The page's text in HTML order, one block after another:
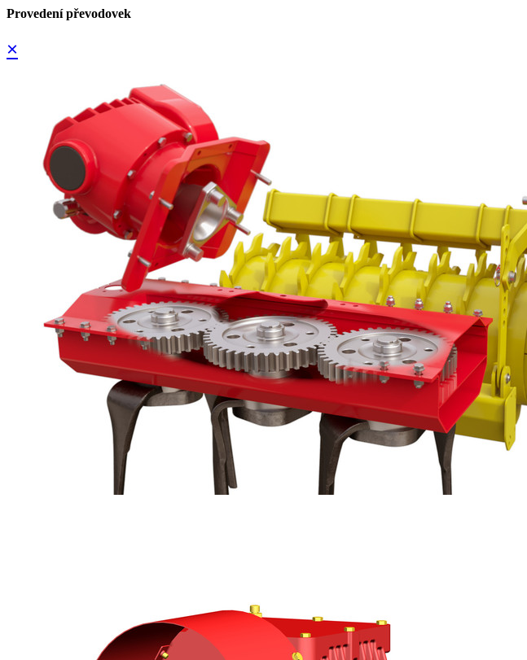
Provedení převodovek
×